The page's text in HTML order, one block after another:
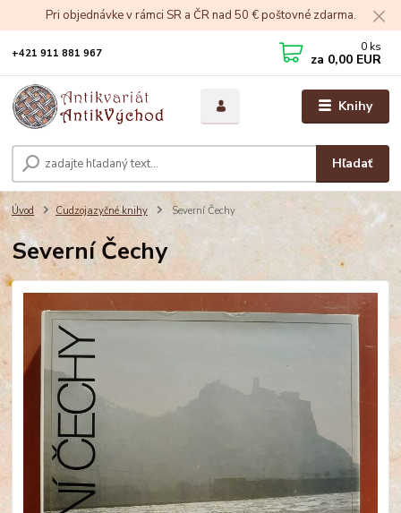
Pri objednávke v rámci SR a ČR nad 50 € poštovné zdarma.
Knihy
Hľadať
+421 911 881 967 0 ks
za 0,00 EUR
Úvod Cudzojazyčné knihy Severní Čechy
Severní Čechy